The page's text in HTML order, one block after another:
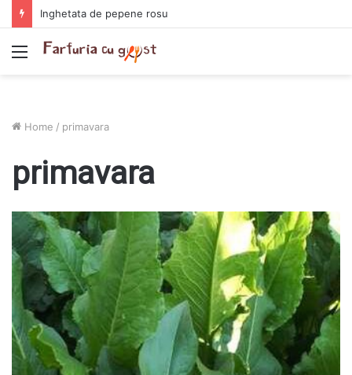
Inghetata de pepene rosu
Menu
Home / primavara
primavara